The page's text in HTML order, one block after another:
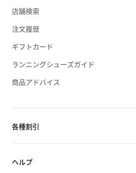
店舗検索
注文履歴
ギフトカード
ランニングシューズガイド
商品アドバイス
各種割引
ヘルプ